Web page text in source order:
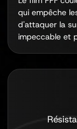
qui empêche
d'attaquer la
impeccable et